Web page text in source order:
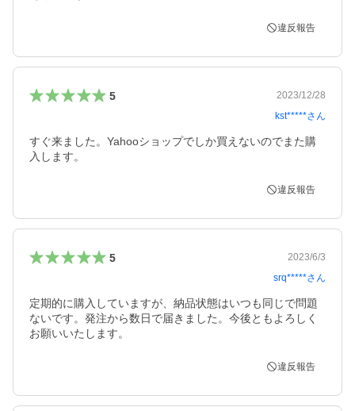
違反報告
5
2023/12/28
kst*****さん
すぐ来ました。Yahooショップでしか買えないのでまた購
入します。
違反報告
5
2023/6/3
srq*****さん
定期的に購入していますが、納品状態はいつも同じで問題
ないです。発注から数日で届きました。今後ともよろしく
お願いいたします。
違反報告